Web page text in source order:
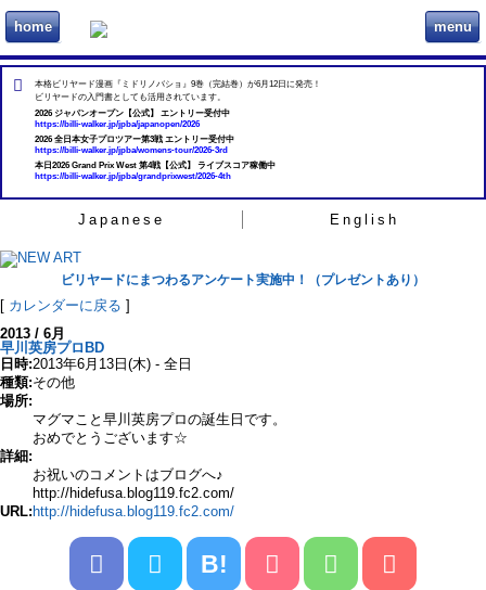
home ビリヲカ menu
本格ビリヤード漫画『ミドリノバショ』9巻（完結巻）が6月12日に発売！
ビリヤードの入門書としても活用されています。
2026 ジャパンオープン【公式】 エントリー受付中
https://billi-walker.jp/jpba/japanopen/2026
2026 全日本女子プロツアー第3戦 エントリー受付中
https://billi-walker.jp/jpba/womens-tour/2026-3rd
本日2026 Grand Prix West 第4戦【公式】 ライブスコア稼働中
https://billi-walker.jp/jpba/grandprixwest/2026-4th
Japanese English
ビリヤードにまつわるアンケート実施中！（プレゼントあり）
[ カレンダーに戻る ]
2013 / 6月
早川英房プロBD
日時:2013年6月13日(木) - 全日
種類:その他
場所:
詳細:
マグマこと早川英房プロの誕生日です。
おめでとうございます☆
お祝いのコメントはブログへ♪
http://hidefusa.blog119.fc2.com/
URL: http://hidefusa.blog119.fc2.com/
B!